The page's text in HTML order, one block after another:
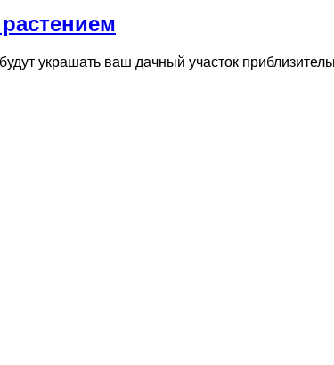
украшать ваш дачный участок